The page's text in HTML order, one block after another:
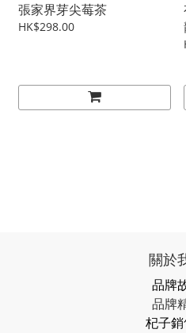
張家界芽尖莓茶
HK$298.00
關於
品牌
品牌
杞子